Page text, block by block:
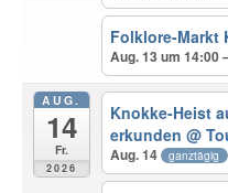
Folklore-Markt
Aug. 13 um 14:00
AUG.
14
Fr.
2026
Knokke-Heist
erkunden@
Aug. 14 ganztägig